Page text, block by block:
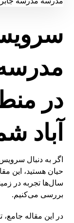
در
آباد
اگر به دنبال
حیان هستید، این
سال‌ها تجربه در
بررسی می‌کنیم.
در این مقاله